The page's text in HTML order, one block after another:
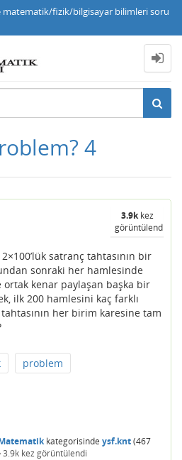
fizik/bilgisayar bilimleri soru
4
3.9kkez
görüntülendi
satranç tahtasının bir
sonraki her hamlesinde
kenar paylaşan başka bir
ilk 200 hamlesini kaç farklı
her birim karesine tam
problem
kategorisinde ysf.knt(467
3.9k kez görüntülendi